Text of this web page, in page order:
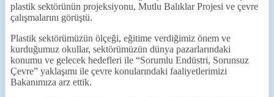
plastik sektörünün projeksiyonu, Mutlu Balıklar Projesi ve çevre
çalışmalarını görüştü.
Plastik sektörümüzün ölçeği, eğitime verdiğimiz önem ve
kurduğumuz okullar, sektörümüzün dünya pazarlarındaki
konumu ve gelecek hedefleri ile “Sorumlu Endüstri, Sorunsuz
Çevre” yaklaşımı ile çevre konularındaki faaliyetlerimizi
Bakanımıza arz ettik.